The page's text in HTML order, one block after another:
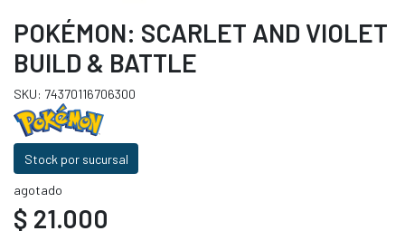
POKÉMON: SCARLET AND VIOLET
BUILD & BATTLE
SKU: 74370116706300
Stock por sucursal
agotado
$ 21.000